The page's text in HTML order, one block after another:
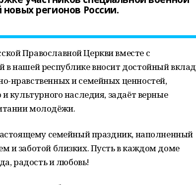
регионов России.
Православной Церкви вместе с
в нашей республике вносит достойный вклад
нравственных и семейных ценностей,
культурного наследия, задаёт верные
молодёжи.
семейный праздник, наполненный
и заботой близких. Пусть в каждом доме
радость и любовь!